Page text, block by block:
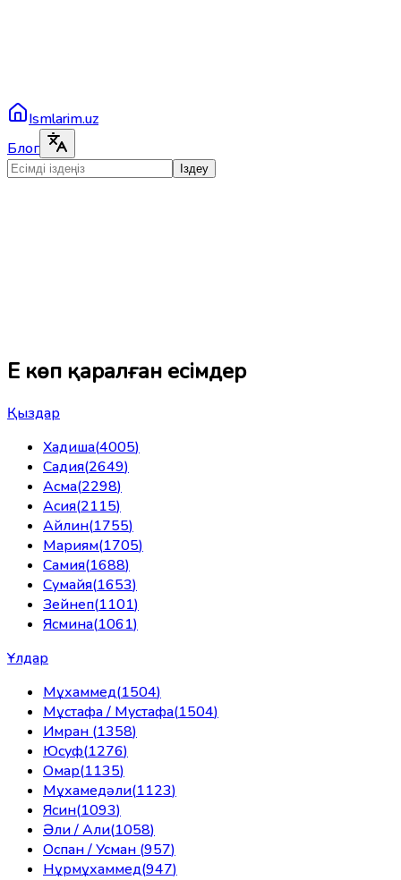
Ismlarim.uz
Блог
Іздеу
Ең көп қаралған есімдер
Қыздар
Хадиша(4005)
Садия(2649)
Асма(2298)
Асия(2115)
Айлин(1755)
Мариям(1705)
Самия(1688)
Сумайя(1653)
Зейнеп(1101)
Ясмина(1061)
Ұлдар
Мұхаммед(1504)
Мұстафа / Мустафа(1504)
Имран (1358)
Юсуф(1276)
Омар(1135)
Мұхамедәли(1123)
Ясин(1093)
Әли / Али(1058)
Оспан / Усман (957)
Нұрмұхаммед(947)